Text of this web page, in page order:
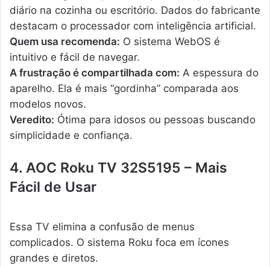
diário na cozinha ou escritório. Dados do fabricante
destacam o processador com inteligência artificial.
Quem usa recomenda: O sistema WebOS é
intuitivo e fácil de navegar.
A frustração é compartilhada com: A espessura do
aparelho. Ela é mais “gordinha” comparada aos
modelos novos.
Veredito: Ótima para idosos ou pessoas buscando
simplicidade e confiança.
4. AOC Roku TV 32S5195 – Mais
Fácil de Usar
Essa TV elimina a confusão de menus
complicados. O sistema Roku foca em ícones
grandes e diretos.